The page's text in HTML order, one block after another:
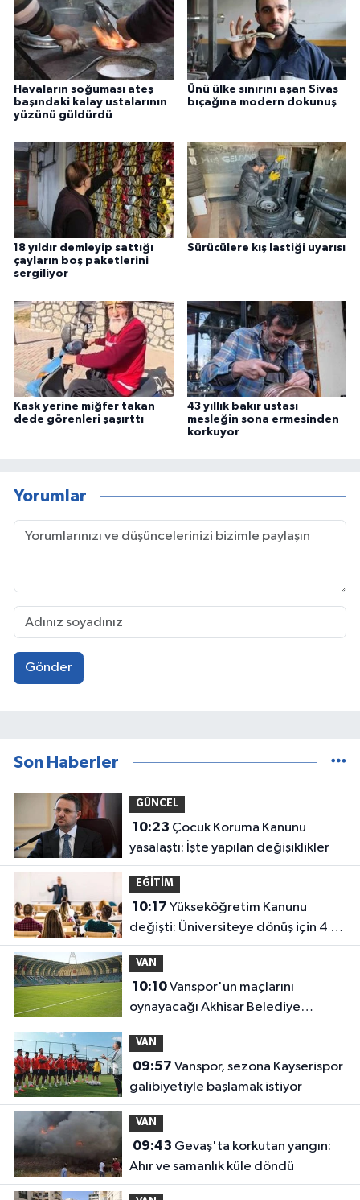
Havaların soğuması ateş
başındaki kalay ustalarının
yüzünü güldürdü
Ünü ülke sınırını aşan Sivas
bıçağına modern dokunuş
18 yıldır demleyip sattığı
çayların boş paketlerini
sergiliyor
Sürücülere kış lastiği uyarısı
Kask yerine miğfer takan
dede görenleri şaşırttı
43 yıllık bakır ustası
mesleğin sona ermesinden
korkuyor
Yorumlar
Gönder
Son Haberler
GÜNCEL
10:23
yasalaştı: İşte yapılan değişiklikler
EĞİTİM
10:17
değişti: Üniversiteye dönüş için 4 ay
süre
VAN
10:10Vanspor'un maçlarını
oynayacağı Akhisar Belediye
Stadyumu yeni sezona hazır
VAN
09:57
galibiyetiyle başlamak istiyor
VAN
09:43
Ahır ve samanlık küle döndü